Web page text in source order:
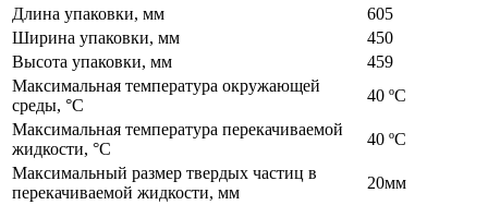
Длина упаковки, мм
605
Ширина упаковки, мм
450
Высота упаковки, мм
459
Максимальная температура окружающей
среды, °C
40 ºС
Максимальная температура перекачиваемой
жидкости, °C
40 ºС
Максимальный размер твердых частиц в
перекачиваемой жидкости, мм
20мм